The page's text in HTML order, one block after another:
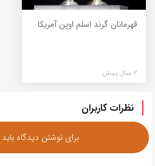
قهرمانان گرند اسلم اوپن آمریکا
2 سال پیش
نظرات کاربران
برای نوشتن دیدگاه باید